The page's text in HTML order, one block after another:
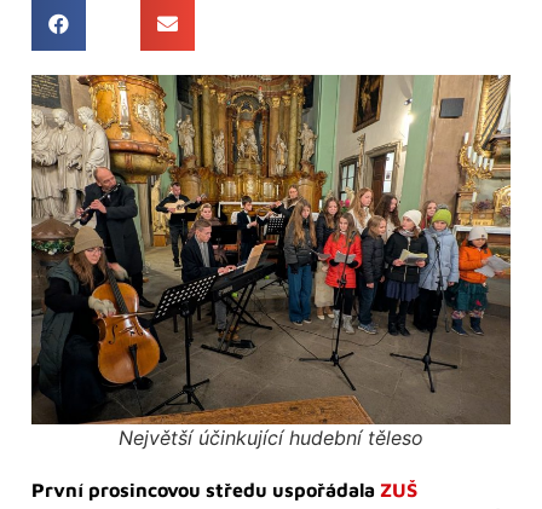
Největší účinkující hudební těleso
První prosincovou středu uspořádala ZUŠ